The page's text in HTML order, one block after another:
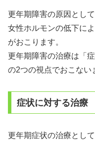
更年期障害の原因とし
女性ホルモンの低下に
がおこります。
更年期障害の治療は「
の2つの視点でおこない
症状に対する治療
更年期症状の治療とし